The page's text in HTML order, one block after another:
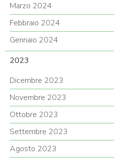
Marzo 2024
Febbraio 2024
Gennaio 2024
2023
Dicembre 2023
Novembre 2023
Ottobre 2023
Settembre 2023
Agosto 2023